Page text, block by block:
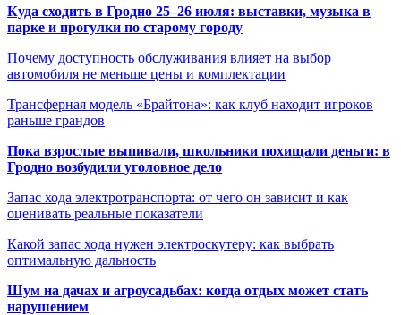
Куда сходить в Гродно 25–26 июля: выставки, музыка в
парке и прогулки по старому городу
Почему доступность обслуживания влияет на выбор
автомобиля не меньше цены и комплектации
Трансферная модель «Брайтона»: как клуб находит игроков
раньше грандов
Пока взрослые выпивали, школьники похищали деньги: в
Гродно возбудили уголовное дело
Запас хода электротранспорта: от чего он зависит и как
оценивать реальные показатели
Какой запас хода нужен электроскутеру: как выбрать
оптимальную дальность
Шум на дачах и агроусадьбах: когда отдых может стать
нарушением